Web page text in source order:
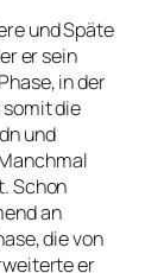
und Späte
er sein
in der
die
und
Schon
an
die von
er